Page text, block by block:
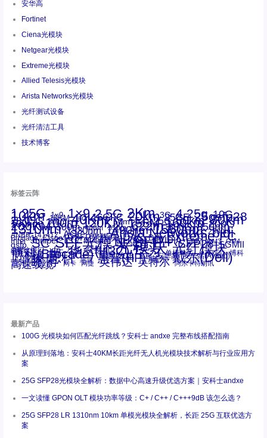
安华高
Fortinet
Ciena光模块
Netgear光模块
Extreme光模块
Allied Telesis光模块
Arista Networks光模块
光纤测试设备
光纤清洁工具
技术博客
标签云阵
1.25G 1x9 1×9 2.5G 2Km 3G 4.25g 10G
10km 15KM 16G 16GFC 20km 25GE 25gsfp28
28.05G 30km 40Km 50m 53.125G 60km 80km
100km 100m 120KM 155M 160km 200G
200KM 300m 400m 550m 622m 800G 850nm
1310nm 1330nm 1490nm 1550nm 2500m
ANBR-1414TZ AOC Arista Arista Networks bidi
Brocade Cisco CSFP光模块 DAC Dell Extreme FC
Intel Juniper LC MPO-LC Netgear NVIDIA OM2 OM3 OM4
qsfp SC SFF光模块 SFP+ SFP28 SGMII
st螺纹接口 xfp 万兆 交换机 光模块 光纤模块
千兆光模块 华三 华三(H3C) 华为 单模单芯 单模双芯 博科
博科(Brocade) 博通 友讯 多模 安华高 安华高(Avago)
工业级 思科 惠普 惠普(HP) 戴尔 戴尔(Dell)
百兆 瞻博 网卡 网捷 英伟达 英特尔 阿尔卡特朗讯
高速线缆
最新产品
100G 光模块如何匹配光纤跳线？安科士 andxe 完整布线搭配指南
从原理到落地：安科士40KM长距光纤无人机光模块技术解析与行业应用方
案
25G SFP28光模块全解析：数据中心高速升级优选方案｜安科士andxe
一文读懂 GPON OLT 模块功率等级：C+ / C++ / C+++9dB 该怎么选？
25G SFP28 LR 1310nm 10km 单模光模块全解析，长距 25G 互联优选方
案